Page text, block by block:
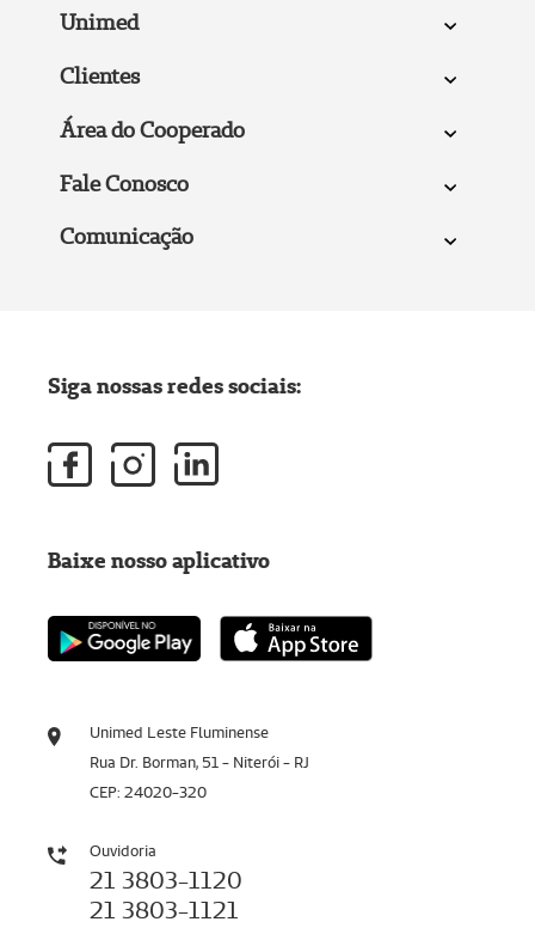
Unimed
Clientes
Área do Cooperado
Fale Conosco
Comunicação
Unimed Leste Fluminense
Rua Dr. Borman, 51 - Niterói - RJ
CEP: 24020-320
Ouvidoria
21 3803-1120
21 3803-1121
Siga nossas redes sociais:
Baixe nosso aplicativo